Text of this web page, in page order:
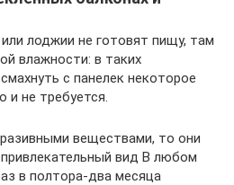
лоджии не готовят пищу, там
влажности: в таких
с панелек некоторое
и не требуется.
веществами, то они
вид В любом
в полтора-два месяца